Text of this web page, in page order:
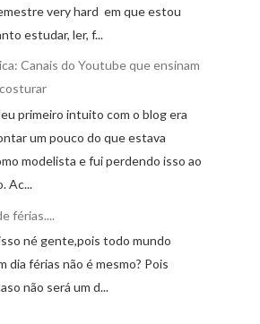
very hard em que estou
estudar, ler, f...
Canais do Youtube que ensinam
primeiro intuito com o blog era
um pouco do que estava
modelista e fui perdendo isso ao
Ac...
férias....
todo mundo
dia férias não é mesmo? Pois
não será um d...